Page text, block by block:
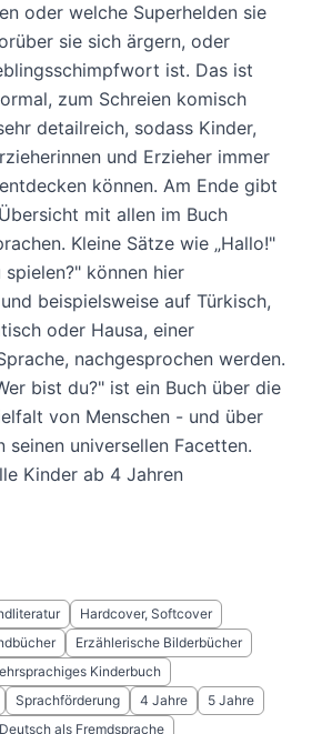
oder welche Superhelden sie
sie sich ärgern, oder
ist. Das ist
zum Schreien komisch
detailreich, sodass Kinder,
und Erzieher immer
können. Am Ende gibt
mit allen im Buch
Kleine Sätze wie „Hallo!"
spielen?" können hier
beispielsweise auf Türkisch,
oder Hausa, einer
nachgesprochen werden.
bist du?" ist ein Buch über die
von Menschen - und über
seinen universellen Facetten.
Kinder ab 4 Jahren
Hardcover, Softcover
Erzählerische Bilderbücher
Kinderbuch
Sprachförderung 4 Jahre
5 Jahre
Deutsch als Fremdsprache